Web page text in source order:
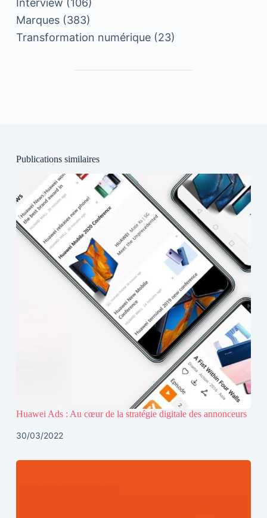
Interview (106)
Marques(383)
Transformation numérique(23)
Publications similaires
Huawei Ads : Au cœur de la stratégie digitale des annonceurs
30/03/2022